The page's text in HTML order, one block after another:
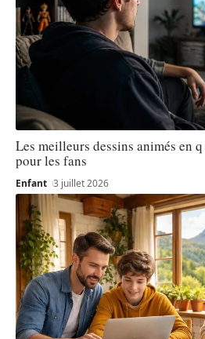
Les meilleurs dessins animés en
pour les fans
Enfant 3 juillet 2026